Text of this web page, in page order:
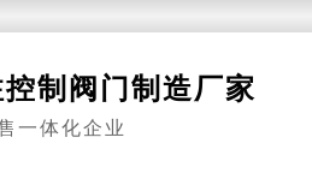
制阀门制造厂家
一体化企业